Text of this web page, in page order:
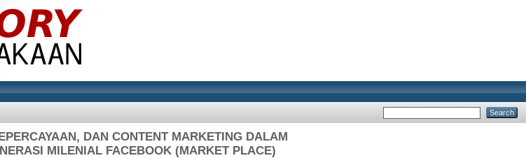
DAN CONTENT MARKETING DALAM
MILENIAL FACEBOOK (MARKET PLACE)